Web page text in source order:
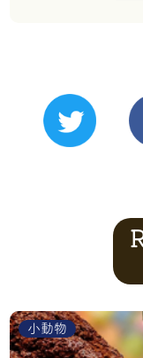
小動物